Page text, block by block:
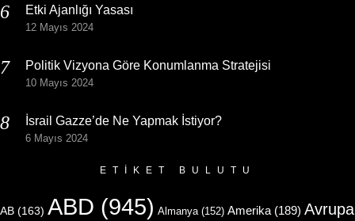
Etki Ajanlığı Yasası
12 Mayıs 2024
Politik Vizyona Göre Konumlanma Stratejisi
10 Mayıs 2024
İsrail Gazze’de Ne Yapmak İstiyor?
6 Mayıs 2024
ETIKET BULUTU
AB (163) ABD (945) Almanya(152) Amerika(189) Avrupa